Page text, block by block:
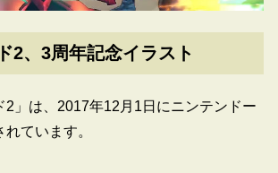
2、3周年記念イラスト
」は、2017年12月1日にニンテンドー
ています。